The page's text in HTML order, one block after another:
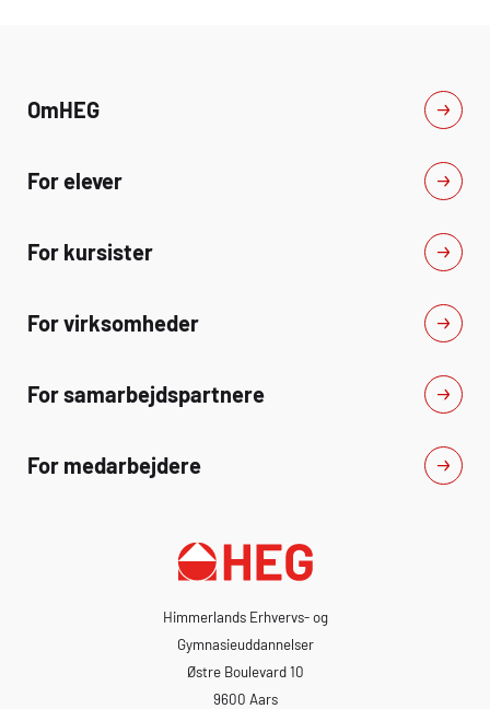
OmHEG
For elever
For kursister
For virksomheder
For samarbejdspartnere
For medarbejdere
Himmerlands Erhvervs- og
Gymnasieuddannelser
Østre Boulevard 10
9600 Aars